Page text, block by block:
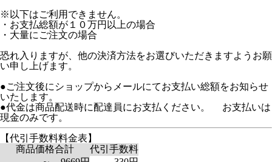
※以下はご利用できません。
・お支払総額が１０万円以上の場合
・大量にご注文の場合
恐れ入りますが、他の決済方法をお選びいただきますようお願
い申し上げます。
●ご注文後にショップからメールにてお支払い総額をお知らせ
いたします。
●代金は商品配送時に配達員にお支払ください。 お支払いは
現金のみです。
【代引手数料料金表】
商品価格合計
代引手数料